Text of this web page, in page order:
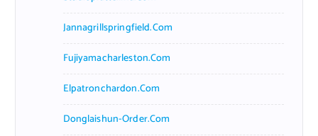
Jannagrillspringfield.com
Fujiyamacharleston.com
Elpatronchardon.com
Donglaishun-Order.com